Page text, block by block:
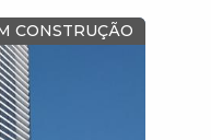
CONSTRUÇÃO